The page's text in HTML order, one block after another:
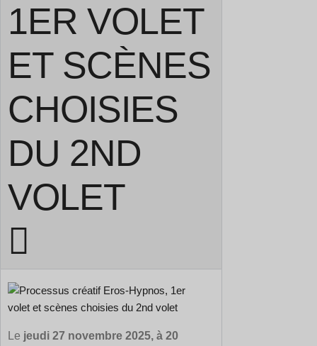
1ER VOLET
ET SCÈNES
CHOISIES
DU 2ND
VOLET
Le jeudi 27 novembre 2025, à 20